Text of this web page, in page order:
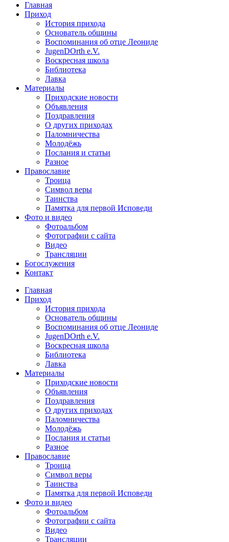
Главная
Приход
История прихода
Основатель общины
Воспоминания об отце Леониде
JugenDOrth e.V.
Воскресная школа
Библиотека
Лавка
Материалы
Приходские новости
Объявления
Поздравления
О других приходах
Паломничества
Молодёжь
Послания и статьи
Разное
Православие
Троица
Символ веры
Таинства
Памятка для первой Исповеди
Фото и видео
Фотоальбом
Фотографии с сайта
Видео
Трансляции
Богослужения
Контакт
Главная
Приход
История прихода
Основатель общины
Воспоминания об отце Леониде
JugenDOrth e.V.
Воскресная школа
Библиотека
Лавка
Материалы
Приходские новости
Объявления
Поздравления
О других приходах
Паломничества
Молодёжь
Послания и статьи
Разное
Православие
Троица
Символ веры
Таинства
Памятка для первой Исповеди
Фото и видео
Фотоальбом
Фотографии с сайта
Видео
Трансляции